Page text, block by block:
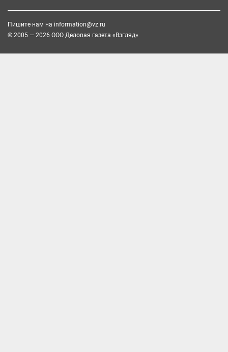
Пишите нам на information@vz.ru
© 2005 — 2026 ООО Деловая газета «Взгляд»